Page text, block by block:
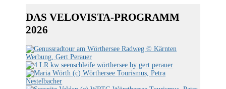
DAS VELOVISTA-PROGRAMM
2026